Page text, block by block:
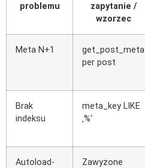
problemu
zapytanie /
wzorzec
Meta N+1
get_post_meta
per post
Brak
indeksu
meta_key LIKE
‚%‘
Autoload-
Zawyżone